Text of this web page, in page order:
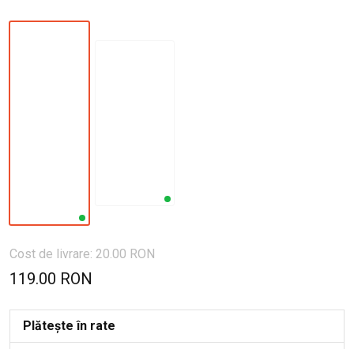
Cost de livrare: 20.00 RON
119.00 RON
Plătește în rate